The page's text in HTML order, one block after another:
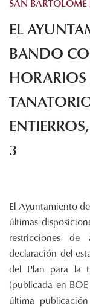
Servicios
Noticias
Enlaces de interés
Audiovisuales
Transparencia
SAN
EL
BANDO
HORARIOS
3
El Ayuntamiento
últimas
restricciones de
declaración del
del Plan para la
(publicada en
última